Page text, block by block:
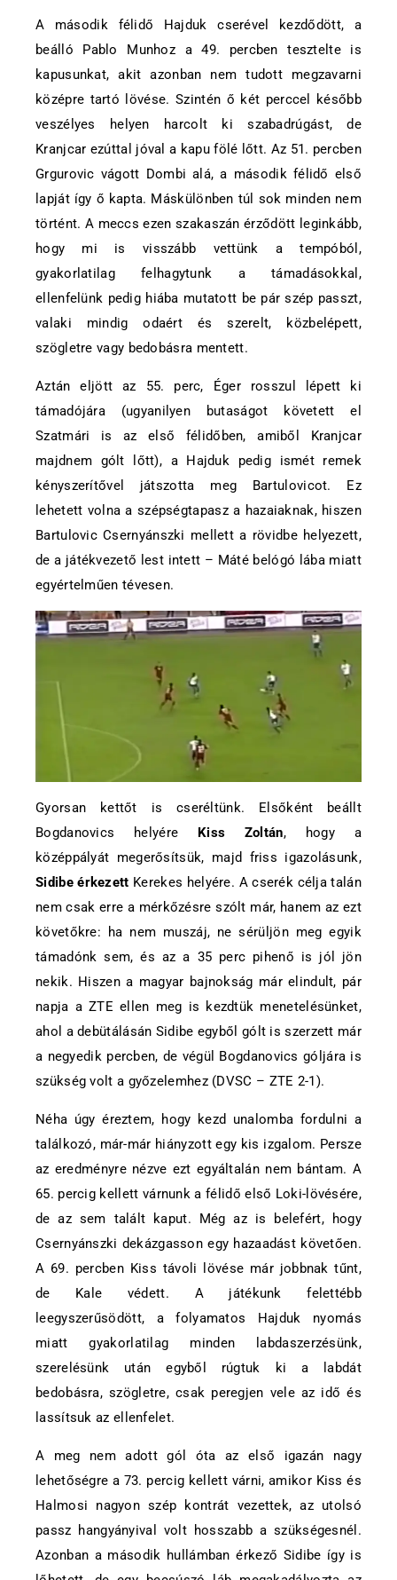
A második félidő Hajduk cserével kezdődött, a
beálló Pablo Munhoz a 49. percben tesztelte is
kapusunkat, akit azonban nem tudott megzavarni
középre tartó lövése. Szintén ő két perccel később
veszélyes helyen harcolt ki szabadrúgást, de
Kranjcar ezúttal jóval a kapu fölé lőtt. Az 51. percben
Grgurovic vágott Dombi alá, a második félidő első
lapját így ő kapta. Máskülönben túl sok minden nem
történt. A meccs ezen szakaszán érződött leginkább,
hogy mi is visszább vettünk a tempóból,
gyakorlatilag felhagytunk a támadásokkal,
ellenfelünk pedig hiába mutatott be pár szép passzt,
valaki mindig odaért és szerelt, közbelépett,
szögletre vagy bedobásra mentett.
Aztán eljött az 55. perc, Éger rosszul lépett ki
támadójára (ugyanilyen butaságot követett el
Szatmári is az első félidőben, amiből Kranjcar
majdnem gólt lőtt), a Hajduk pedig ismét remek
kényszerítővel játszotta meg Bartulovicot. Ez
lehetett volna a szépségtapasz a hazaiaknak, hiszen
Bartulovic Csernyánszki mellett a rövidbe helyezett,
de a játékvezető lest intett – Máté belógó lába miatt
egyértelműen tévesen.
Gyorsan kettőt is cseréltünk. Elsőként beállt
Bogdanovics helyére Kiss Zoltán, hogy a
középpályát megerősítsük, majd friss igazolásunk,
Sidibe érkezett Kerekes helyére. A cserék célja talán
nem csak erre a mérkőzésre szólt már, hanem az ezt
követőkre: ha nem muszáj, ne sérüljön meg egyik
támadónk sem, és az a 35 perc pihenő is jól jön
nekik. Hiszen a magyar bajnokság már elindult, pár
napja a ZTE ellen meg is kezdtük menetelésünket,
ahol a debütálásán Sidibe egyből gólt is szerzett már
a negyedik percben, de végül Bogdanovics góljára is
szükség volt a győzelemhez (DVSC – ZTE 2-1).
Néha úgy éreztem, hogy kezd unalomba fordulni a
találkozó, már-már hiányzott egy kis izgalom. Persze
az eredményre nézve ezt egyáltalán nem bántam. A
65. percig kellett várnunk a félidő első Loki-lövésére,
de az sem talált kaput. Még az is belefért, hogy
Csernyánszki dekázgasson egy hazaadást követően.
A 69. percben Kiss távoli lövése már jobbnak tűnt,
de Kale védett. A játékunk felettébb
leegyszerűsödött, a folyamatos Hajduk nyomás
miatt gyakorlatilag minden labdaszerzésünk,
szerelésünk után egyből rúgtuk ki a labdát
bedobásra, szögletre, csak peregjen vele az idő és
lassítsuk az ellenfelet.
A meg nem adott gól óta az első igazán nagy
lehetőségre a 73. percig kellett várni, amikor Kiss és
Halmosi nagyon szép kontrát vezettek, az utolsó
passz hangyányival volt hosszabb a szükségesnél.
Azonban a második hullámban érkező Sidibe így is